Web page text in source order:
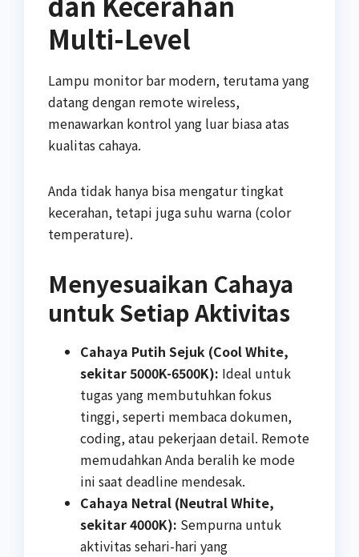
Multi-Level
Lampu monitor bar modern, terutama yang
datang dengan remote wireless,
menawarkan kontrol yang luar biasa atas
kualitas cahaya.
Anda tidak hanya bisa mengatur tingkat
kecerahan, tetapi juga suhu warna (color
temperature).
Menyesuaikan Cahaya
untuk Setiap Aktivitas
Cahaya Putih Sejuk (Cool White,
sekitar 5000K-6500K): Ideal untuk
tugas yang membutuhkan fokus
tinggi, seperti membaca dokumen,
coding, atau pekerjaan detail. Remote
memudahkan Anda beralih ke mode
ini saat deadline mendesak.
Cahaya Netral (Neutral White,
sekitar 4000K): Sempurna untuk
aktivitas sehari-hari yang